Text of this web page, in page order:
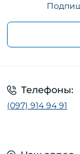
Телефоны:
(097) 914 94 91